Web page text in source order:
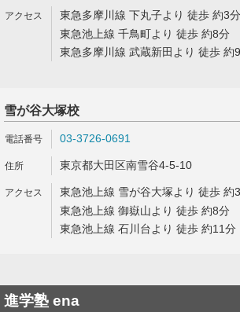
東急多摩川線 下丸子より 徒歩 約3分
東急池上線 千鳥町より 徒歩 約8分
東急多摩川線 武蔵新田より 徒歩 約
雪が谷大塚校
03-3726-0691
東京都大田区南雪谷4-5-10
東急池上線 雪が谷大塚より 徒歩 約
東急池上線 御嶽山より 徒歩 約8分
東急池上線 石川台より 徒歩 約11分
進学塾 ena